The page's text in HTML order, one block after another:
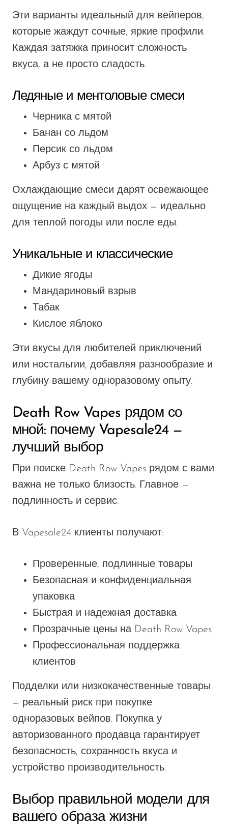
Эти варианты идеальный для вейперов,
которые жаждут сочные, яркие профили.
Каждая затяжка приносит сложность
вкуса, а не просто сладость.
Ледяные и ментоловые смеси
Черника с мятой
Банан со льдом
Персик со льдом
Арбуз с мятой
Охлаждающие смеси дарят освежающее
ощущение на каждый выдох — идеально
для теплой погоды или после еды.
Уникальные и классические
Дикие ягоды
Мандариновый взрыв
Табак
Кислое яблоко
Эти вкусы для любителей приключений
или ностальгии, добавляя разнообразие и
глубину вашему одноразовому опыту.
Death Row Vapes рядом со
мной: почему Vapesale24 —
лучший выбор
При поиске Death Row Vapes рядом с вами
важна не только близость. Главное —
подлинность и сервис.
В Vapesale24 клиенты получают:
Проверенные, подлинные товары
Безопасная и конфиденциальная
упаковка
Быстрая и надежная доставка
Прозрачные цены на Death Row Vapes
Профессиональная поддержка
клиентов
Подделки или низкокачественные товары
— реальный риск при покупке
одноразовых вейпов. Покупка у
авторизованного продавца гарантирует
безопасность, сохранность вкуса и
устройство производительность.
Выбор правильной модели для
вашего образа жизни